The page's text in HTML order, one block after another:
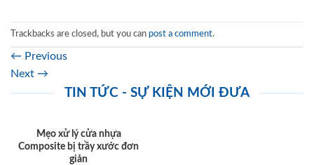
Trackbacks are closed, but you can post a comment.
← Previous
Next →
TIN TỨC - SỰ KIỆN MỚI ĐƯA
Mẹo xử lý cửa nhựa
Composite bị trầy xước đơn
giản